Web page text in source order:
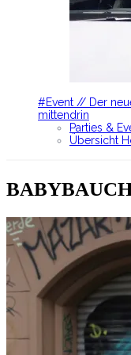
#Event // Der
mittendrin
Parties &
Übersicht